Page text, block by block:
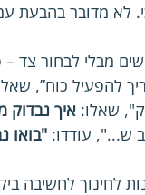
לא מדובר בהבעת
מבלי לבחור צד
להפעיל כוח”,
שאלו: איך נבדוק
ש...", עודדו: "בואו
לחינוך לחשיבה